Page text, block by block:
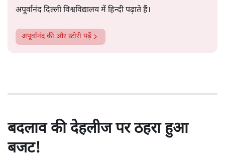
अपूर्वानंद दिल्ली विश्वविद्यालय में हिन्दी पढ़ाते हैं।
अपूर्वानंदकी और स्टोरी पढ़ें
बदलाव की देहलीज पर ठहरा हुआ
बजट!